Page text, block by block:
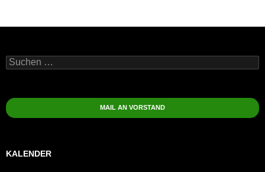
Suchen
nach:
MAIL AN VORSTAND
KALENDER